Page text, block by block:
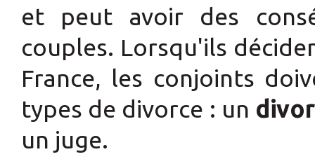
et peut avoir des
couples. Lorsqu'ils
France, les conjoints
types de divorce : un
un juge.